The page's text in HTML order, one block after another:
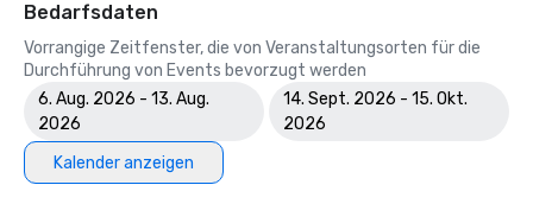
Bedarfsdaten
Vorrangige Zeitfenster, die von Veranstaltungsorten für die
Durchführung von Events bevorzugt werden
6. Aug. 2026 - 13. Aug.
2026
14. Sept. 2026 - 15. Okt.
2026
Kalender anzeigen